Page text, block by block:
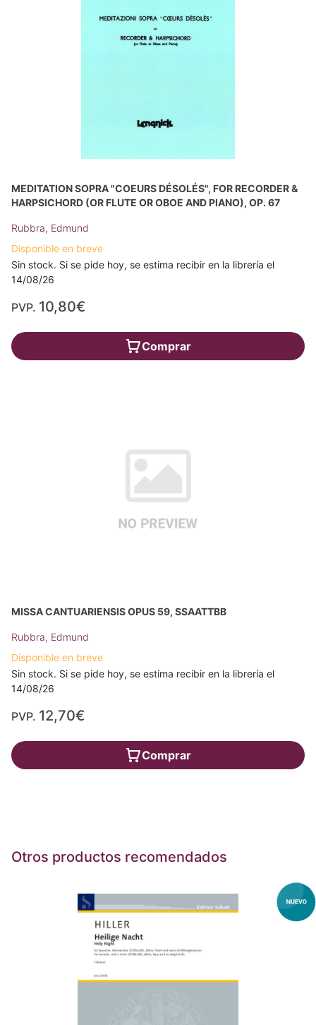
MEDITATION SOPRA "COEURS DÉSOLÉS", FOR RECORDER &
HARPSICHORD (OR FLUTE OR OBOE AND PIANO), OP. 67
Rubbra, Edmund
Disponible en breve
Sin stock. Si se pide hoy, se estima recibir en la librería el
14/08/26
PVP. 10,80€
Comprar
MISSA CANTUARIENSIS OPUS 59, SSAATTBB
Rubbra, Edmund
Disponible en breve
Sin stock. Si se pide hoy, se estima recibir en la librería el
14/08/26
PVP. 12,70€
Comprar
Otros productos recomendados